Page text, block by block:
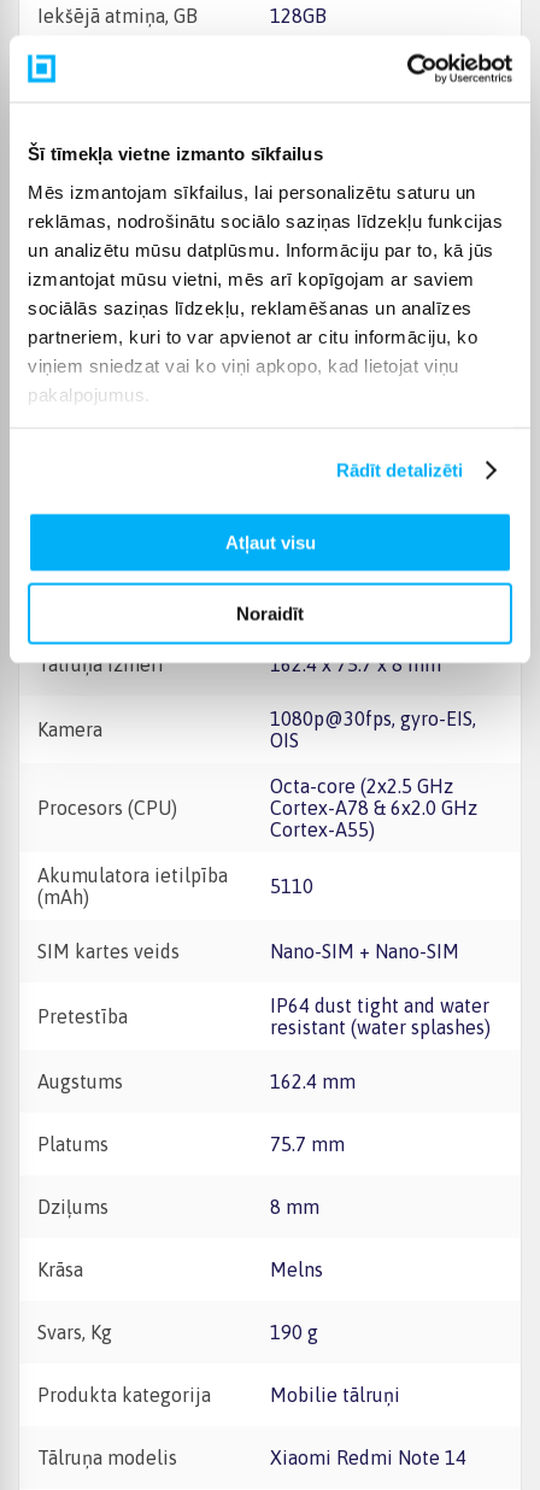
Šī tīmekļa vietne izmanto sīkfailus
Mēs izmantojam sīkfailus, lai personalizētu saturu un
reklāmas, nodrošinātu sociālo saziņas līdzekļu funkcijas
un analizētu mūsu datplūsmu. Informāciju par to, kā jūs
izmantojat mūsu vietni, mēs arī kopīgojam ar saviem
sociālās saziņas līdzekļu, reklamēšanas un analīzes
partneriem, kuri to var apvienot ar citu informāciju, ko
viņiem sniedzat vai ko viņi apkopo, kad lietojat viņu
pakalpojumus.
Rādīt detalizēti
Atļaut visu
Noraidīt
Iekšējā atmiņa, GB 128GB
Operatīvā atmiņa, (RAM)
Pirkstu nospiedumu
lasītājs +
Jā
Savienojums USB Type-C 2.0, OTG
Akumulators 5110 mAh
Priekšējā kamera
(wide), 1/1.67", 0.64µm,
16mm (ultrawide), 1/4.4",
1.0µm 2 MP, f/2.4, (macro)
microSDXC (uses shared
SIM slot)
Tālruņa izmēri 162.4 x 75.7 x 8 mm
Kamera
1080p@30fps, gyro-EIS,
OIS
Procesors (CPU)
Octa-core (2x2.5 GHz
Cortex-A78 & 6x2.0 GHz
Cortex-A55)
Akumulatora ietilpība
(mAh)
5110
SIM kartes veids Nano-SIM + Nano-SIM
Pretestība
IP64 dust tight and water
resistant (water splashes)
Augstums 162.4 mm
Platums 75.7 mm
Dziļums 8 mm
Krāsa Melns
Svars, Kg 190 g
Produkta kategorija Mobilie tālruņi
Tālruņa modelis Xiaomi Redmi Note 14